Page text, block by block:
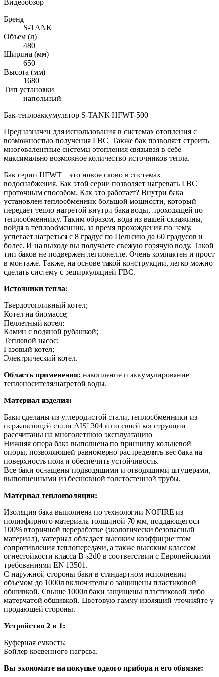
Видеообзор
Бренд
S-TANK
Объем (л)
480
Ширина (мм)
650
Высота (мм)
1680
Тип установки
напольный
Бак-теплоаккумулятор S-TANK HFWT-500
Предназначен для использования в системах отопления с
возможностью получения ГВС. Также бак позволяет строить
многовалентные системы отопления связывая в себе
максимально возможное количество источников тепла.
Бак серии HFWT – это новое слово в системах
водоснабжения. Бак этой серии позволяет нагревать ГВС
проточным способом. Как это работает? Внутри бака
установлен теплообменник большой мощности, который
передает тепло нагретой внутри бака воды, проходящей по
теплообменнику. Таким образом, вода из вашей скважины,
войдя в теплообменник, за время прохождения по нему,
успевает нагреться с 8 градус по Цельсию до 60 градусов и
более. И на выходе вы получаете свежую горячую воду. Такой
тип баков не подвержен легионелле. Очень компактен и прост
в монтаже. Также, на основе такой конструкции, легко можно
сделать систему с рециркуляцией ГВС.
Источники тепла:
Твердотопливный котел;
Котел на биомассе;
Пеллетный котел;
Камин с водяной рубашкой;
Тепловой насос;
Газовый котел;
Электрический котел.
Область применения: накопление и аккумулирование
теплоносителя/нагретой воды.
Материал изделия:
Баки сделаны из углеродистой стали, теплообменники из
нержавеющей стали AISI 304 и по своей конструкции
рассчитаны на многолетнюю эксплуатацию.
Нижняя опора бака выполнена по принципу кольцевой
опоры, позволяющей равномерно распределять вес бака на
поверхность пола и обеспечить устойчивость.
Все баки оснащены подводящими и отводящими штуцерами,
выполненными из бесшовной толстостенной трубы.
Материал теплоизоляции:
Изоляция бака выполнена по технологии NOFIRE из
полиэфирного материала толщиной 70 мм, поддающегося
100% вторичной переработке (экологически безопасный
материал), материал обладает высоким коэффициентом
сопротивления теплопередачи, а также высоким классом
огнестойкости класса B-s2d0 в соответствии с Европейскими
требованиями EN 13501.
С наружной стороны баки в стандартном исполнении
объемом до 1000л включительно защищены пластиковой
обшивкой. Свыше 1000л баки защищены пластиковой либо
матерчатой обшивкой. Цветовую гамму изоляций уточняйте у
продающей стороны.
Устройство 2 в 1:
Буферная емкость;
Бойлер косвенного нагрева.
Вы экономите на покупке одного прибора и его обвязке: